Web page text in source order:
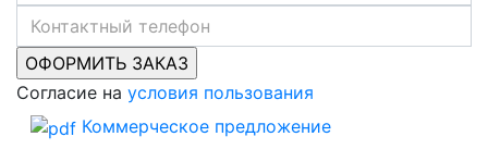
Согласие на условия пользования
Коммерческое предложение